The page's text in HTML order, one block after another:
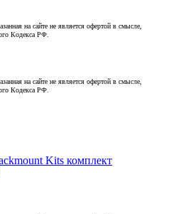
на сайте не является офертой в смысле,
Кодекса РФ.
на сайте не является офертой в смысле,
Кодекса РФ.
Kits комплект